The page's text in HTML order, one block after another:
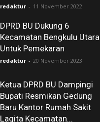
redaktur - 11 November 2022
DPRD BU Dukung 6
Kecamatan Bengkulu Utara
Untuk Pemekaran
redaktur - 20 November 2023
Ketua DPRD BU Dampingi
Bupati Resmikan Gedung
Baru Kantor Rumah Sakit
Lagita Kecamatan...